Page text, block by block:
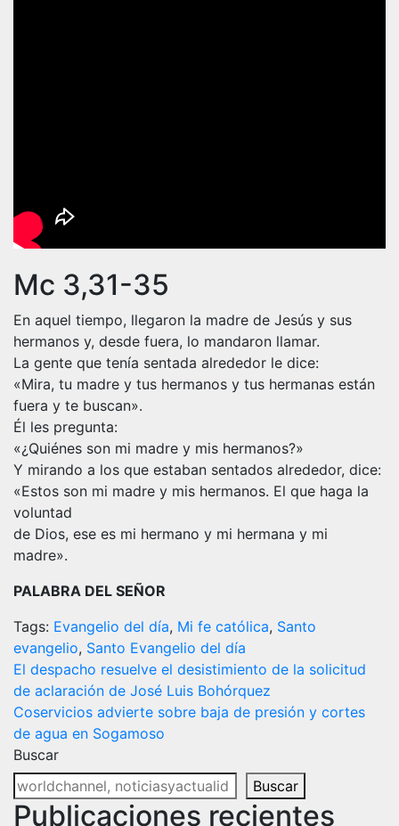
Mc 3,31-35
En aquel tiempo, llegaron la madre de Jesús y sus
hermanos y, desde fuera, lo mandaron llamar.
La gente que tenía sentada alrededor le dice:
«Mira, tu madre y tus hermanos y tus hermanas están
fuera y te buscan».
Él les pregunta:
«¿Quiénes son mi madre y mis hermanos?»
Y mirando a los que estaban sentados alrededor, dice:
«Estos son mi madre y mis hermanos. El que haga la
voluntad
de Dios, ese es mi hermano y mi hermana y mi
madre».
PALABRA DEL SEÑOR
Tags: Evangelio del día, Mi fe católica, Santo
evangelio, Santo Evangelio del día
Navegación
de
entradas
El despacho resuelve el desistimiento de la solicitud
de aclaración de José Luis Bohórquez
Coservicios advierte sobre baja de presión y cortes
de agua en Sogamoso
Buscar
Buscar
Publicaciones recientes